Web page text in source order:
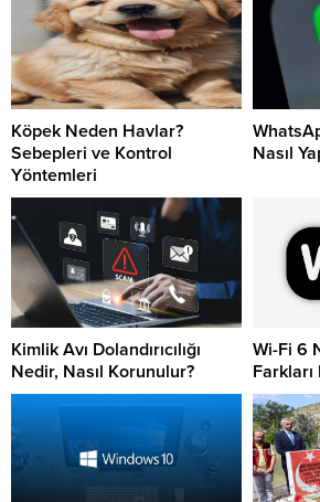
Köpek Neden Havlar?
Sebepleri ve Kontrol
Yöntemleri
Nasıl
Kimlik Avı Dolandırıcılığı
Nedir, Nasıl Korunulur?
Wi-Fi 6